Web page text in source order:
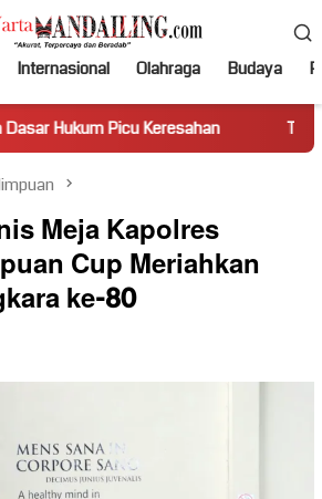
Internasional Olahraga Budaya
Keresahan Truk Miring Hambat
Meja Kapolres
Cup Meriahkan
ke-80